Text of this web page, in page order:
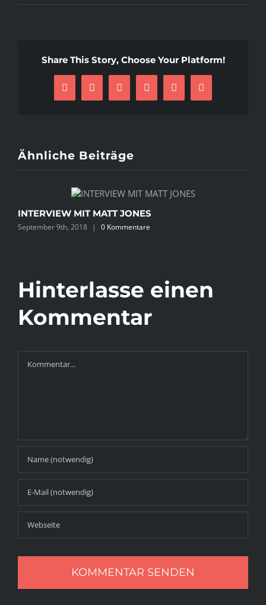
Share This Story, Choose Your Platform!
Facebook
X RedditLinkedInPinterest
E-
Mail
Ähnliche Beiträge
INTERVIEW MIT MATT JONES
September 9th, 2018 | 0 Kommentare
Hinterlasse einen
Kommentar
Kommentar